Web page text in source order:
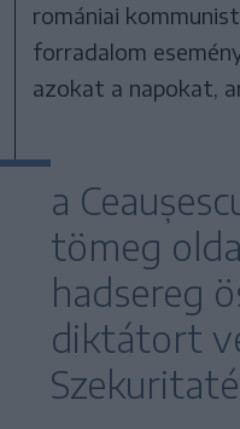
romániai
forradalom
azokat a napokat,
a
tömeg
hadsereg
diktátort